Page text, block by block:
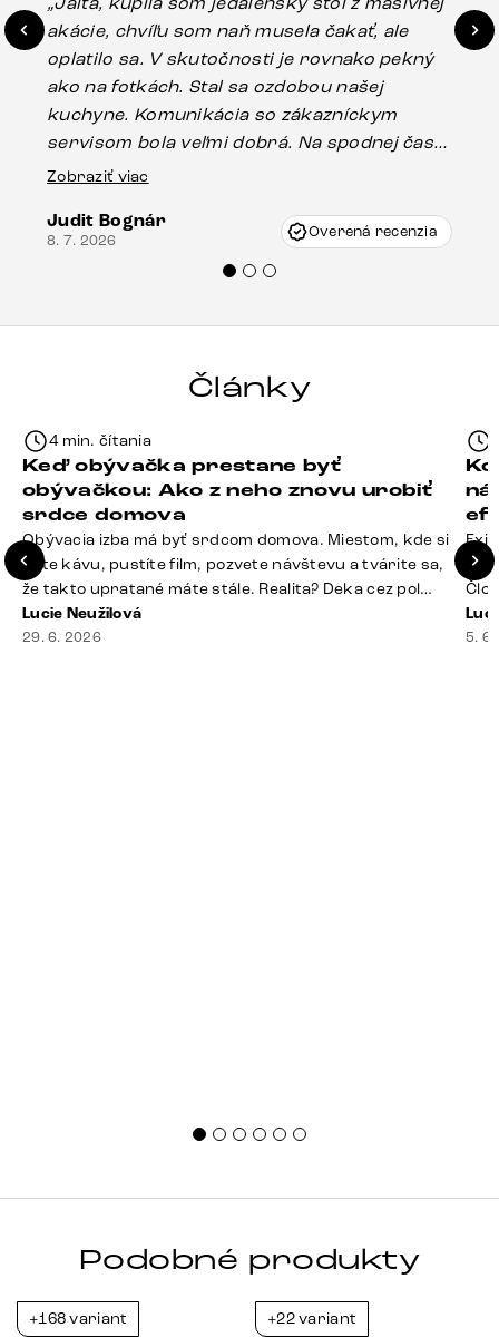
akácie, chvíľu som naň musela čakať, ale
oplatilo sa. V skutočnosti je rovnako pekný
ako na fotkách. Stal sa ozdobou našej
kuchyne. Komunikácia so zákazníckym
servisom bola veľmi dobrá. Na spodnej časti
stola bolo malé poškodenie, pravdepodobne
Vincze pri riešení mojej záležitosti pristúpili
veľmi korektne. Odporúčam produkty Delife
Zobraziť viac
Judit Bognár
8. 7. 2026 Overená recenzia
Články
4 min. čítania
Keď obývačka prestane byť
obývačkou: Ako z neho znovu urobiť
srdce domova
Obývacia izba má byť srdcom domova. Miestom, kde si
dáte kávu, pustíte film, pozvete návštevu a tvárite sa,
že takto upratané máte stále. Realita? Deka cez pol
sedačky, ovládač záhadne zmizol, konferenčný stolík
slúži ako odkladisko všetkého od účteniek po balzam
Lucie Neužilová
29. 6. 2026
si
5.
Podobné produkty
+168 variant +22 variant